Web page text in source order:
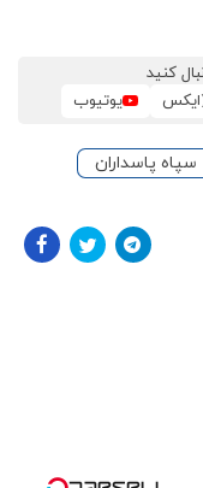
کنید
ایکس یوتیوب
سپاه پاسداران